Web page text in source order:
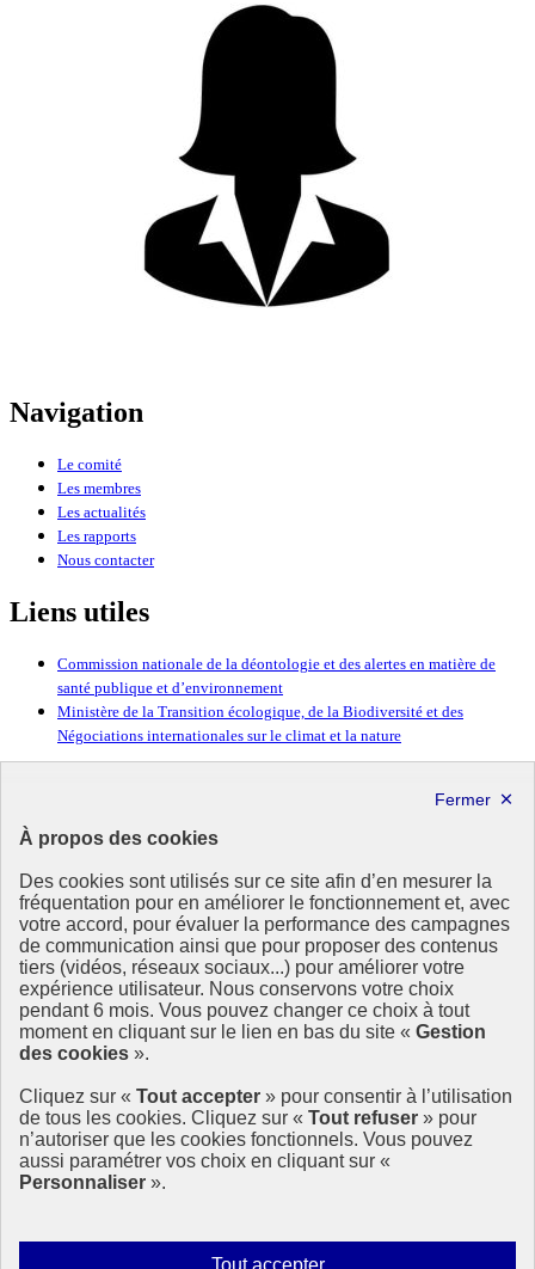
Navigation
Le comité
Les membres
Les actualités
Les rapports
Nous contacter
Liens utiles
Commission nationale de la déontologie et des alertes en matière de
santé publique et d’environnement
Ministère de la Transition écologique, de la Biodiversité et des
Négociations internationales sur le climat et la nature
Créé en juillet 1996 et actif depuis, le Comité de la prévention et de
la précaution (CPP) propose une expertise scientifique indépendante
questions relatives aux risques et aux liens entre santé et
environnement.
info.gouv.fr- ouvre une nouvelle fenêtre
service-public.fr
- ouvre une nouvelle fenêtre
À propos des cookies
Des cookies sont utilisés sur ce site afin d’en mesurer la
fréquentation pour en améliorer le fonctionnement et, avec
votre accord, pour évaluer la performance des campagnes
de communication ainsi que pour proposer des contenus
tiers (vidéos, réseaux sociaux...) pour améliorer votre
expérience utilisateur. Nous conservons votre choix
pendant 6 mois. Vous pouvez changer ce choix à tout
moment en cliquant sur le lien en bas du site « Gestion
des cookies ».
Cliquez sur « Tout accepter » pour consentir à l’utilisation
de tous les cookies. Cliquez sur « Tout refuser » pour
n’autoriser que les cookies fonctionnels. Vous pouvez
aussi paramétrer vos choix en cliquant sur «
Personnaliser ».
Tout accepterAutoriser